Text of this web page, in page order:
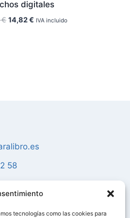
tecnologías como las cookies para
digitales
€ El
14,82€ El
IVA incluido
58